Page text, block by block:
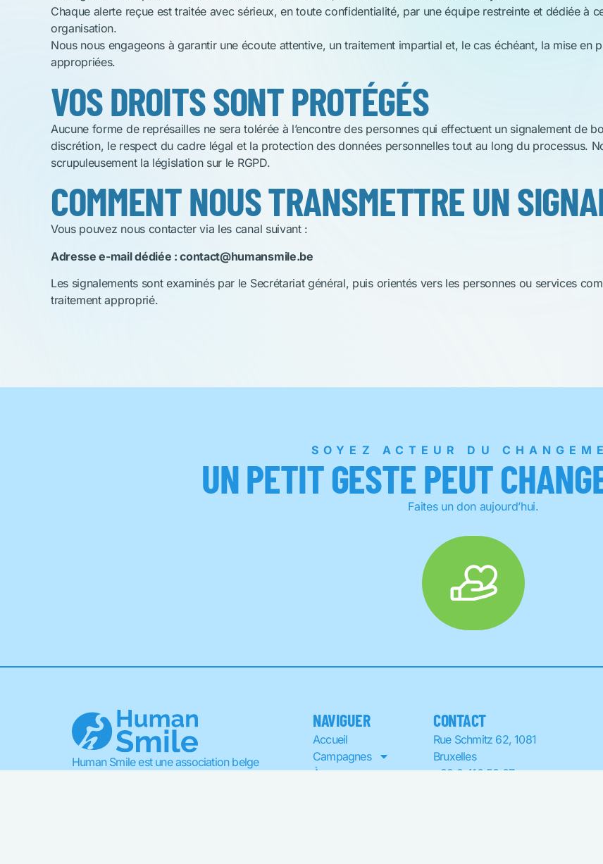
Chaque alerte reçue est traitée avec sérieux, en toute confidentialité, par une équipe restreinte et dédiée à
organisation.
Nous nous engageons à garantir une écoute attentive, un traitement impartial et, le cas échéant, la mise en
appropriées.
VOS DROITS SONT PROTÉGÉS
Aucune forme de représailles ne sera tolérée à l’encontre des personnes qui effectuent un signalement de
discrétion, le respect du cadre légal et la protection des données personnelles tout au long du processus.
scrupuleusement la législation sur le RGPD.
COMMENT NOUS TRANSMETTRE UN
Vous pouvez nous contacter via les canal suivant :
Adresse e-mail dédiée :contact@humansmile.be
Les signalements sont examinés par le Secrétariat général, puis orientés vers les personnes ou services
traitement approprié.
SOYEZ ACTEUR DU
UN PETIT GESTE PEUT
Faites un don aujourd’hui.
Human Smile est une association belge
NAVIGUER
Accueil
Campagnes
À propos
CONTACT
Rue Schmitz 62, 1081
Bruxelles
+32 2 410 50 07